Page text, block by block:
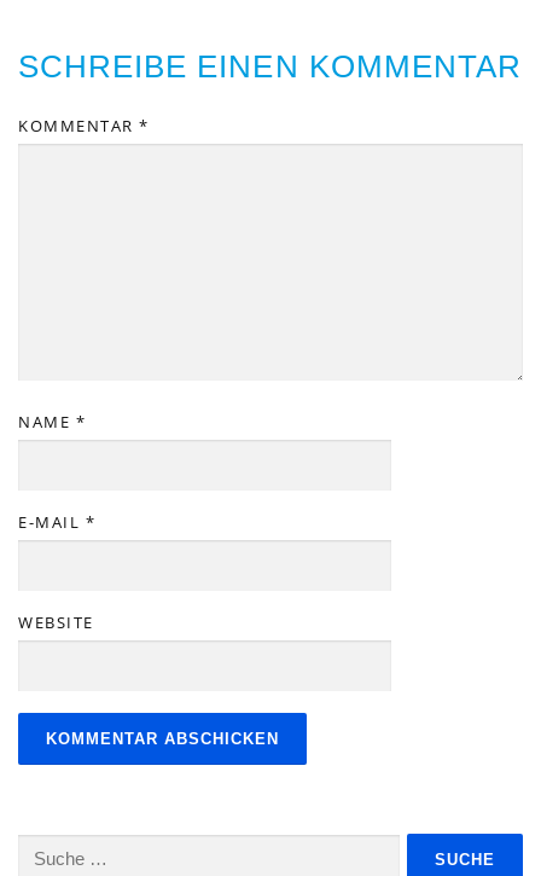
SCHREIBE EINEN KOMMENTAR
KOMMENTAR *
NAME *
E-MAIL *
WEBSITE
Suche